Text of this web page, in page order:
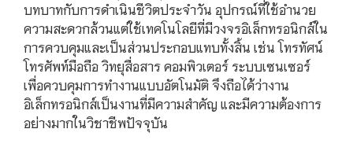
บทบาทกับการดำเนินชีวิตประจำวัน อุปกรณ์ที่ใช้อำนวย
ความสะดวกล้วนแต่ใช้เทคโนโลยีที่มีวงจรอิเล็กทรอนิกส์ใน
การควบคุมและเป็นส่วนประกอบแทบทั้งสิ้น เช่น โทรทัศน์
โทรศัพท์มือถือ วิทยุสื่อสาร คอมพิวเตอร์ ระบบเซนเซอร์
เพื่อควบคุมการทำงานแบบอัตโนมัติ จึงถือได้ว่างาน
อิเล็กทรอนิกส์เป็นงานที่มีความสำคัญ และมีความต้องการ
อย่างมากในวิชาชีพปัจจุบัน